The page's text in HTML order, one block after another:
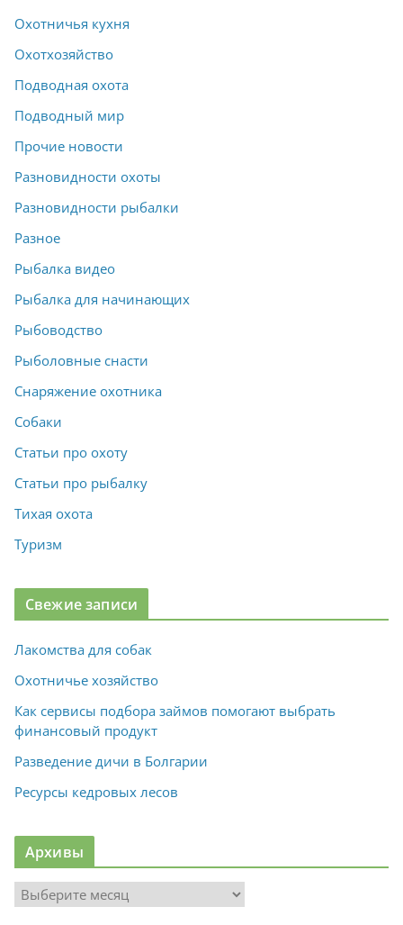
Охотничья кухня
Охотхозяйство
Подводная охота
Подводный мир
Прочие новости
Разновидности охоты
Разновидности рыбалки
Разное
Рыбалка видео
Рыбалка для начинающих
Рыбоводство
Рыболовные снасти
Снаряжение охотника
Собаки
Статьи про охоту
Статьи про рыбалку
Тихая охота
Туризм
Свежие записи
Лакомства для собак
Охотничье хозяйство
Как сервисы подбора займов помогают выбрать
финансовый продукт
Разведение дичи в Болгарии
Ресурсы кедровых лесов
Архивы
р